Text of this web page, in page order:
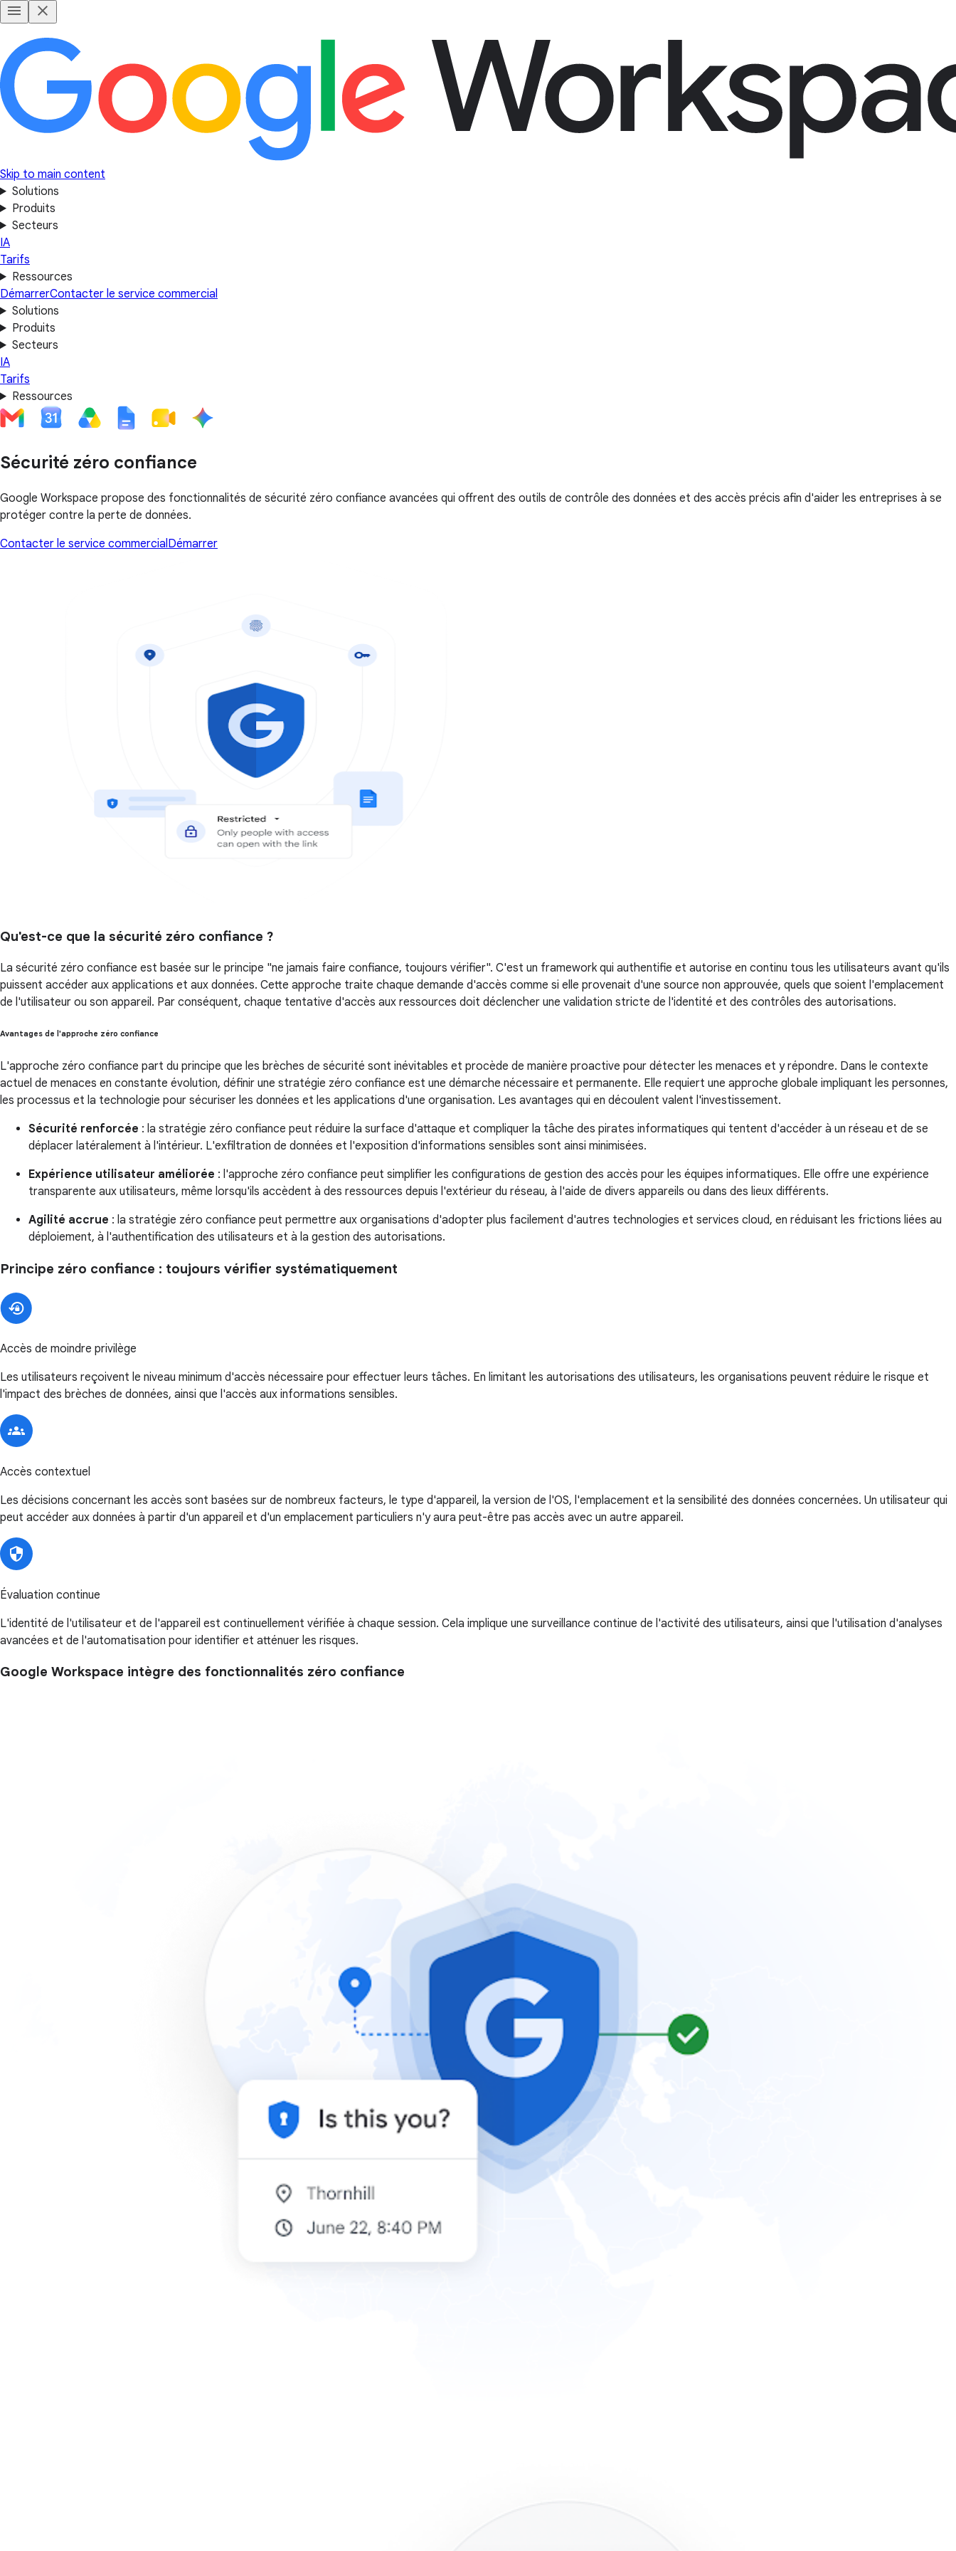
Skip to main content
Solutions
Produits
Secteurs
IA
Tarifs
Ressources
DémarrerContacter le service commercial
Solutions
Produits
Secteurs
IA
Tarifs
Ressources
Sécurité zéro confiance
Google Workspace propose des fonctionnalités de sécurité zéro confiance avancées qui offrent des outils de contrôle des données et des accès précis afin d'aider les entreprises à se
protéger contre la perte de données.
Contacter le service commercial Démarrer
Qu'est-ce que la sécurité zéro confiance ?
La sécurité zéro confiance est basée sur le principe "ne jamais faire confiance, toujours vérifier". C'est un framework qui authentifie et autorise en continu tous les utilisateurs avant qu'ils
puissent accéder aux applications et aux données. Cette approche traite chaque demande d'accès comme si elle provenait d'une source non approuvée, quels que soient l'emplacement
de l'utilisateur ou son appareil. Par conséquent, chaque tentative d'accès aux ressources doit déclencher une validation stricte de l'identité et des contrôles des autorisations.
Avantages de l'approche zéro confiance
L'approche zéro confiance part du principe que les brèches de sécurité sont inévitables et procède de manière proactive pour détecter les menaces et y répondre. Dans le contexte
actuel de menaces en constante évolution, définir une stratégie zéro confiance est une démarche nécessaire et permanente. Elle requiert une approche globale impliquant les personnes,
les processus et la technologie pour sécuriser les données et les applications d'une organisation. Les avantages qui en découlent valent l'investissement.
Sécurité renforcée : la stratégie zéro confiance peut réduire la surface d'attaque et compliquer la tâche des pirates informatiques qui tentent d'accéder à un réseau et de se
déplacer latéralement à l'intérieur. L'exfiltration de données et l'exposition d'informations sensibles sont ainsi minimisées.
Expérience utilisateur améliorée : l'approche zéro confiance peut simplifier les configurations de gestion des accès pour les équipes informatiques. Elle offre une expérience
transparente aux utilisateurs, même lorsqu'ils accèdent à des ressources depuis l'extérieur du réseau, à l'aide de divers appareils ou dans des lieux différents.
Agilité accrue : la stratégie zéro confiance peut permettre aux organisations d'adopter plus facilement d'autres technologies et services cloud, en réduisant les frictions liées au
déploiement, à l'authentification des utilisateurs et à la gestion des autorisations.
Principe zéro confiance : toujours vérifier systématiquement
Accès de moindre privilège
Les utilisateurs reçoivent le niveau minimum d'accès nécessaire pour effectuer leurs tâches. En limitant les autorisations des utilisateurs, les organisations peuvent réduire le risque et
l'impact des brèches de données, ainsi que l'accès aux informations sensibles.
Accès contextuel
Les décisions concernant les accès sont basées sur de nombreux facteurs, le type d'appareil, la version de l'OS, l'emplacement et la sensibilité des données concernées. Un utilisateur qui
peut accéder aux données à partir d'un appareil et d'un emplacement particuliers n'y aura peut-être pas accès avec un autre appareil.
Évaluation continue
L'identité de l'utilisateur et de l'appareil est continuellement vérifiée à chaque session. Cela implique une surveillance continue de l'activité des utilisateurs, ainsi que l'utilisation d'analyses
avancées et de l'automatisation pour identifier et atténuer les risques.
Google Workspace intègre des fonctionnalités zéro confiance